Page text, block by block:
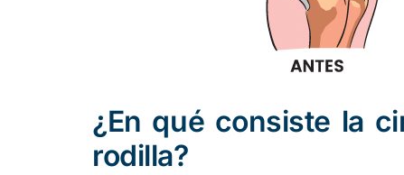
¿En qué consiste la
rodilla?